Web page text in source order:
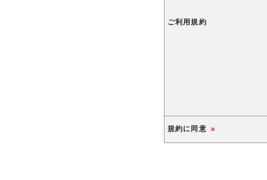
ご利用規約
規約に同意 ※